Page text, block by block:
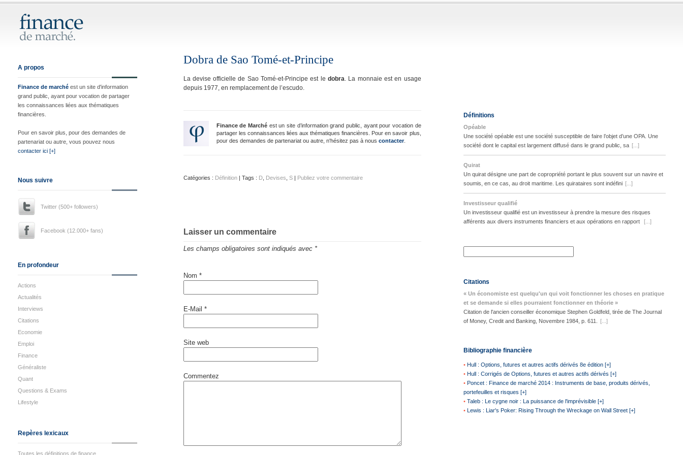
A propos
Finance de marchéest un site d'information
grand public, ayant pour vocation de partager
les connaissances liées aux thématiques
financières.
Pour en savoir plus, pour des demandes de
partenariat ou autre, vous pouvez nous
contacter ici [+]
Nous suivre
Twitter (500+ followers)
Facebook (12.000+ fans)
En profondeur
Actions
Actualités
Interviews
Citations
Economie
Emploi
Finance
Généraliste
Quant
Questions & Exams
Lifestyle
Repères lexicaux
Toutes les définitions de finance
Dobra de Sao Tomé-et-Principe
La devise officielle de Sao Tomé-et-Principe est le dobra. La monnaie est en usage
depuis 1977, en remplacement de l’escudo.
Finance de Marchéest un site d’information grand public, ayant pour vocation de
partager les connaissances liées aux thématiques financières. Pour en savoir plus,
pour des demandes de partenariat ou autre, n'hésitez pas à nous contacter.
Catégories : Définition| Tags : D, Devises S| Publiez votre commentaire
Laisser un commentaire
Les champs obligatoires sont indiqués avec *
Nom *
E-Mail *
Site web
Commentez
Définitions
Opéable
Une société opéable est une société susceptible de faire l’objet d’une OPA. Une
société dont le capital est largement diffusé dans le grand public, sa [...]
Quirat
Un quirat désigne une part de copropriété portant le plus souvent sur un navire et
soumis, en ce cas, au droit maritime. Les quirataires sont indéfini [...]
Investisseur qualifié
Un investisseur qualifié est un investisseur à prendre la mesure des risques
afférents aux divers instruments financiers et aux opérations en rapport
[...]
Citations
« Un économiste est quelqu'un qui voit fonctionner les choses en pratique
et se demande si elles pourraient fonctionner en théorie »
Citation de l'ancien conseiller économique Stephen Goldfeld, tirée de The Journal
of Money, Credit and Banking, Novembre 1984, p. 611.
[...]
Bibliographie financière
• Hull : Options, futures et autres actifs dérivés 8e édition [+]
• Hull : Corrigés de Options, futures et autres actifs dérivés [+]
• Poncet : Finance de marché 2014 : Instruments de base, produits dérivés,
portefeuilles et risques [+]
• Taleb : Le cygne noir : La puissance de l'imprévisible [+]
• Lewis : Liar's Poker: Rising Through the Wreckage on Wall Street [+]